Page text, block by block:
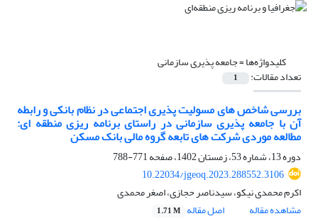
کلیدواژه‌ها =جامعه پذیری سازمانی
تعداد مقالات: 1
بررسی شاخص های مسولیت پذیری اجتماعی در نظام بانکی و رابطه
آن با جامعه پذیری سازمانی در راستای برنامه ریزی منطقه ای:
مطالعه موردی شرکت های تابعه گروه مالی بانک مسکن
دوره 13، شماره 53، زمستان 1402، صفحه
771-788
10.22034/jgeoq.2023.288552.3106
اکرم محمدی نیکو، سیدناصر حجازی، اصغر محمدی
مشاهده مقاله
اصل مقاله 1.71 M